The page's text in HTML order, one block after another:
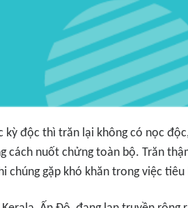
kỳ độc thì trăn lại không có nọc
cách nuốt chửng toàn bộ. Trăn
chúng gặp khó khăn trong việc